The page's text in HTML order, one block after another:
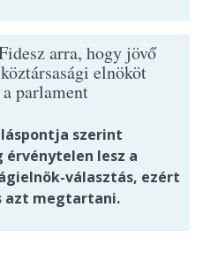
arra, hogy jövő
elnököt
parlament
szerint
lesz a
választás, ezért
azt megtartani.